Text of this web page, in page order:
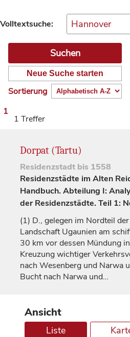
Volltextsuche:
Neue Suche starten
Sortierung
1
1 Treffer
Dorpat (Tartu)
Residenzstadt bis 1558
Residenzstädte im Alten
Handbuch. Abteilung I:
der Residenzstädte. Teil 1:
(1) D., gelegen im Nordteil
Landschaft Ugaunien am
30 km vor dessen Mündung
Kreuzung wichtiger
nach Wesenberg und Narwa
Bucht nach Narwa und…
Ansicht
Liste